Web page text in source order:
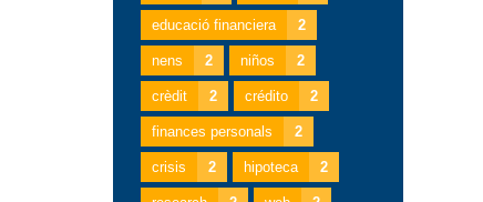
educació financiera 2
nens 2 niños 2
crèdit 2 crédito 2
finances personals 2
crisis 2 hipoteca 2